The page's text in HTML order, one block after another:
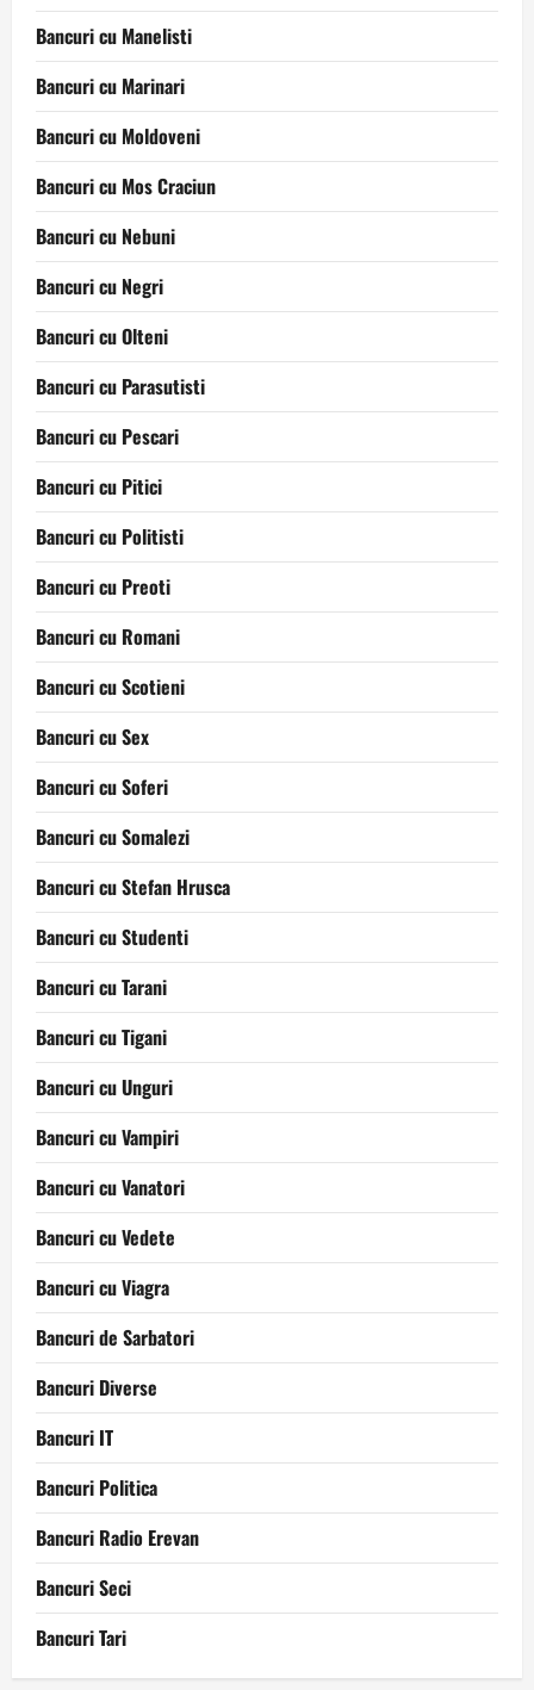
Bancuri cu Manelisti
Bancuri cu Marinari
Bancuri cu Moldoveni
Bancuri cu Mos Craciun
Bancuri cu Nebuni
Bancuri cu Negri
Bancuri cu Olteni
Bancuri cu Parasutisti
Bancuri cu Pescari
Bancuri cu Pitici
Bancuri cu Politisti
Bancuri cu Preoti
Bancuri cu Romani
Bancuri cu Scotieni
Bancuri cu Sex
Bancuri cu Soferi
Bancuri cu Somalezi
Bancuri cu Stefan Hrusca
Bancuri cu Studenti
Bancuri cu Tarani
Bancuri cu Tigani
Bancuri cu Unguri
Bancuri cu Vampiri
Bancuri cu Vanatori
Bancuri cu Vedete
Bancuri cu Viagra
Bancuri de Sarbatori
Bancuri Diverse
Bancuri IT
Bancuri Politica
Bancuri Radio Erevan
Bancuri Seci
Bancuri Tari